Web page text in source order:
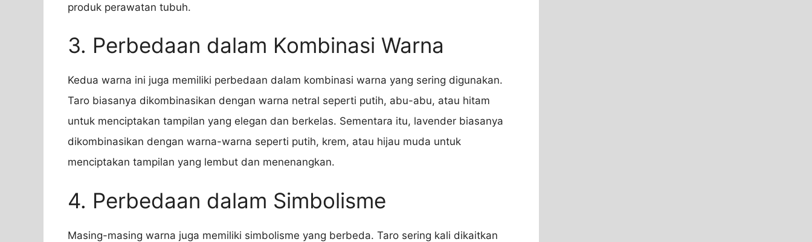
produk perawatan tubuh.
3. Perbedaan dalam Kombinasi Warna
Kedua warna ini juga memiliki perbedaan dalam kombinasi warna yang sering digunakan.
Taro biasanya dikombinasikan dengan warna netral seperti putih, abu-abu, atau hitam
untuk menciptakan tampilan yang elegan dan berkelas. Sementara itu, lavender biasanya
dikombinasikan dengan warna-warna seperti putih, krem, atau hijau muda untuk
menciptakan tampilan yang lembut dan menenangkan.
4. Perbedaan dalam Simbolisme
Masing-masing warna juga memiliki simbolisme yang berbeda. Taro sering kali dikaitkan